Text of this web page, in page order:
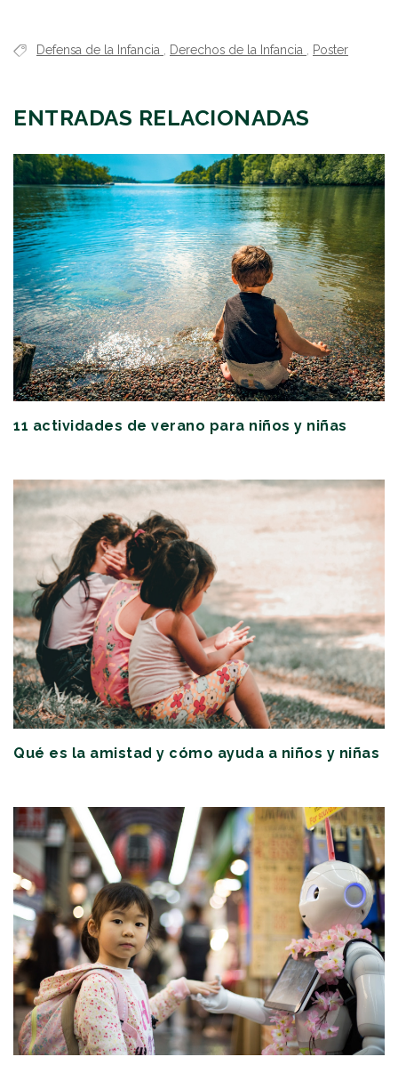
Defensa de la Infancia Derechos de la Infancia Poster
ENTRADAS RELACIONADAS
11 actividades de verano para niños y niñas
Qué es la amistad y cómo ayuda a niños y niñas